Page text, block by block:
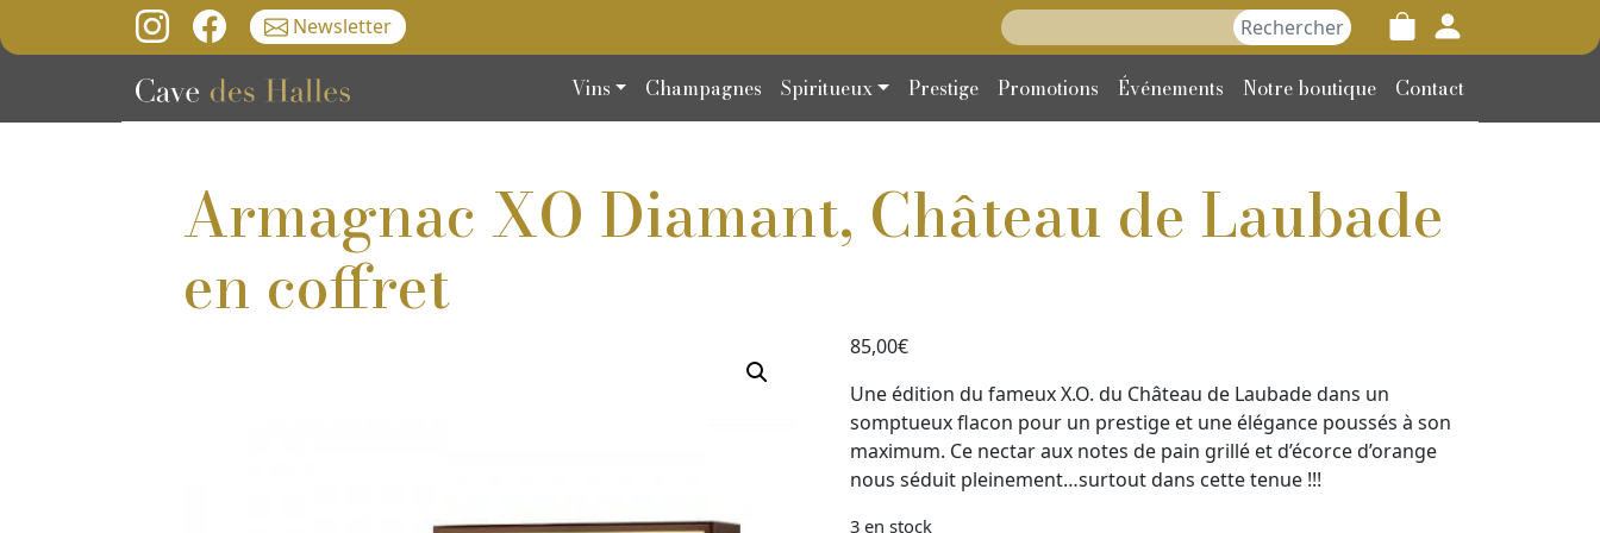
Newsletter
Rechercher :
Vins Champagnes Spiritueux Prestige Promotions Événements Notre boutique Contact
Armagnac XO Diamant, Château de Laubade
en coffret
85,00€
Une édition du fameux X.O. du Château de Laubade dans un
somptueux flacon pour un prestige et une élégance poussés à son
maximum. Ce nectar aux notes de pain grillé et d’écorce d’orange
nous séduit pleinement…surtout dans cette tenue !!!
3 en stock